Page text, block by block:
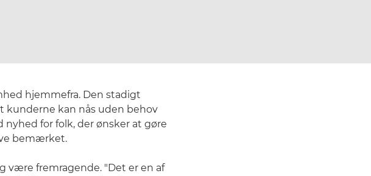
hjemmefra. Den stadigt
kunderne kan nås uden behov
for folk, der ønsker at gøre
bemærket.
fremragende. "Det er en af